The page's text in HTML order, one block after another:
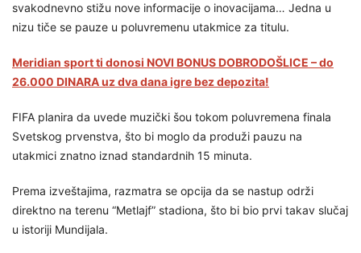
svakodnevno stižu nove informacije o inovacijama… Jedna u
nizu tiče se pauze u poluvremenu utakmice za titulu.
Meridian sport ti donosi NOVI BONUS DOBRODOŠLICE – do
26.000 DINARA uz dva dana igre bez depozita!
FIFA planira da uvede muzički šou tokom poluvremena finala
Svetskog prvenstva, što bi moglo da produži pauzu na
utakmici znatno iznad standardnih 15 minuta.
Prema izveštajima, razmatra se opcija da se nastup održi
direktno na terenu “Metlajf” stadiona, što bi bio prvi takav slučaj
u istoriji Mundijala.